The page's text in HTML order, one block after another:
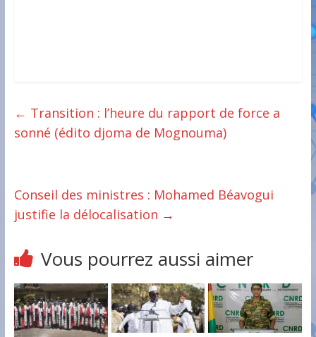
← Transition : l’heure du rapport de force a
sonné (édito djoma de Mognouma)
Conseil des ministres : Mohamed Béavogui
justifie la délocalisation →
Vous pourrez aussi aimer